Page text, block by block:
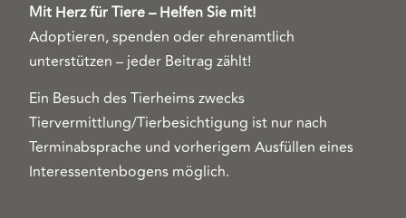
Mit Herz für Tiere – Helfen Sie mit!
Adoptieren, spenden oder ehrenamtlich
unterstützen – jeder Beitrag zählt!
Ein Besuch des Tierheims zwecks
Tiervermittlung/Tierbesichtigung ist nur nach
Terminabsprache und vorherigem Ausfüllen eines
Interessentenbogens möglich.